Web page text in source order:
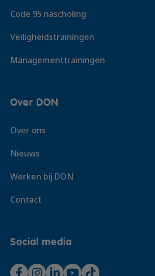
Code 95 nascholing
Veiligheidstrainingen
Managementtrainingen
Over DON
Over ons
Nieuws
Werken bij DON
Contact
Social media